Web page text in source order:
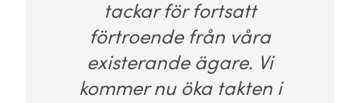
tackar för fortsatt
förtroende från våra
existerande ägare. Vi
kommer nu öka takten i